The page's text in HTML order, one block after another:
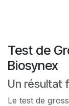
Test de
Biosynex
Un résultat
Le test de